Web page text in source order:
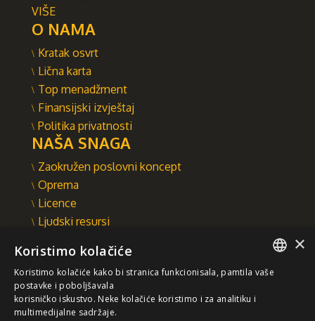
VIŠE
O NAMA
Kratak osvrt
Lična karta
Top menadžment
Finansijski izvještaj
Politika privatnosti
NAŠA SNAGA
Zaokružen poslovni koncept
Oprema
Licence
Ljudski resursi
INTEGRAL INŽENJERING A.D.
Omladinska 44, 78250 Laktaši
+387 (0)51 337 401
+387 (0)51 337 491
×
Koristimo kolačiće
Koristimo kolačiće kako bi stranica funkcionisala, pamtila vaše
postavke i poboljšavala
korisničko iskustvo. Neke kolačiće koristimo i za analitiku i
multimedijalne sadržaje.